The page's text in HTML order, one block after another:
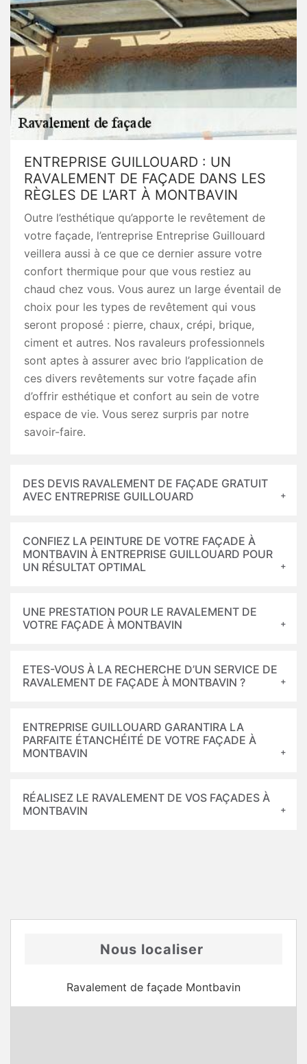
ENTREPRISE GUILLOUARD : UN
RAVALEMENT DE FAÇADE DANS LES
RÈGLES DE L’ART À MONTBAVIN
Outre l’esthétique qu’apporte le revêtement de
votre façade, l’entreprise Entreprise Guillouard
veillera aussi à ce que ce dernier assure votre
confort thermique pour que vous restiez au
chaud chez vous. Vous aurez un large éventail de
choix pour les types de revêtement qui vous
seront proposé : pierre, chaux, crépi, brique,
ciment et autres. Nos ravaleurs professionnels
sont aptes à assurer avec brio l’application de
ces divers revêtements sur votre façade afin
d’offrir esthétique et confort au sein de votre
espace de vie. Vous serez surpris par notre
savoir-faire.
DES DEVIS RAVALEMENT DE FAÇADE GRATUIT
AVEC ENTREPRISE GUILLOUARD
CONFIEZ LA PEINTURE DE VOTRE FAÇADE À
MONTBAVIN À ENTREPRISE GUILLOUARD POUR
UN RÉSULTAT OPTIMAL
UNE PRESTATION POUR LE RAVALEMENT DE
VOTRE FAÇADE À MONTBAVIN
ETES-VOUS À LA RECHERCHE D’UN SERVICE DE
RAVALEMENT DE FAÇADE À MONTBAVIN ?
ENTREPRISE GUILLOUARD GARANTIRA LA
PARFAITE ÉTANCHÉITÉ DE VOTRE FAÇADE À
MONTBAVIN
RÉALISEZ LE RAVALEMENT DE VOS FAÇADES À
MONTBAVIN
Nous localiser
Ravalement de façade Montbavin